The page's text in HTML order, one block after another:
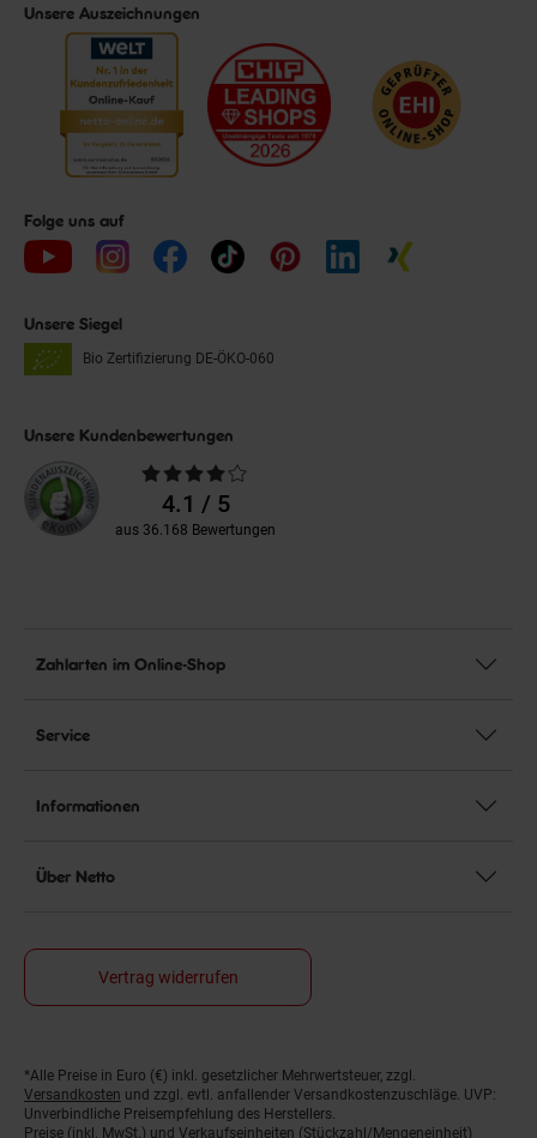
Unsere Auszeichnungen
Folge uns auf
Unsere Siegel
Bio Zertifizierung DE-ÖKO-060
Unsere Kundenbewertungen
Durchschnittliche
Bewertungen4.1 / 5
aus 36.168 Bewertungen
Zahlarten im Online-Shop
Service
Informationen
Über Netto
Vertrag widerrufen
Fußnoten
*Alle Preise in Euro (€) inkl. gesetzlicher Mehrwertsteuer, zzgl.
Versandkosten und zzgl. evtl. anfallender Versandkostenzuschläge. UVP:
Unverbindliche Preisempfehlung des Herstellers.
Preise (inkl. MwSt.) und Verkaufseinheiten (Stückzahl/Mengeneinheit)